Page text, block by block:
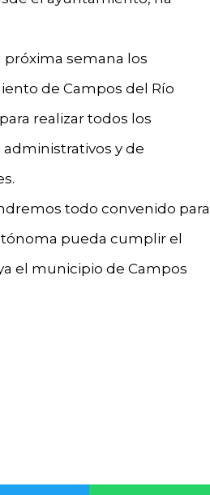
próxima semana los
de Campos del Río
realizar todos los
y de
todo convenido para
pueda cumplir el
el municipio de Campos